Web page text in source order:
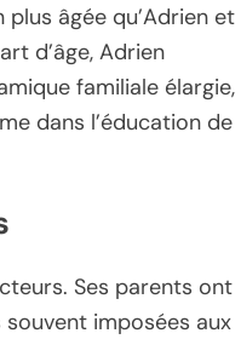
plus âgée qu’Adrien et
d’âge, Adrien
familiale élargie,
dans l’éducation de
Ses parents ont
imposées aux